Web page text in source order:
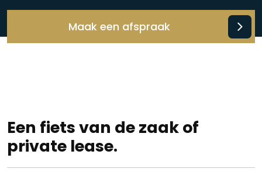
Maak een afspraak
Een fiets van de zaak of
private lease.